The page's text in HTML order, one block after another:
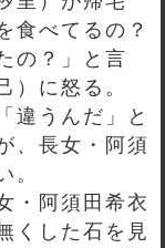
食べてるの？
の？」と言
）に怒る。
違うんだ」と
、長女・阿須
。
・阿須田希衣
くした石を見